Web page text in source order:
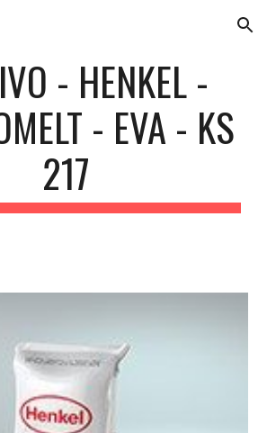
Skip to navigation
- HENKEL -
- EVA - KS
217